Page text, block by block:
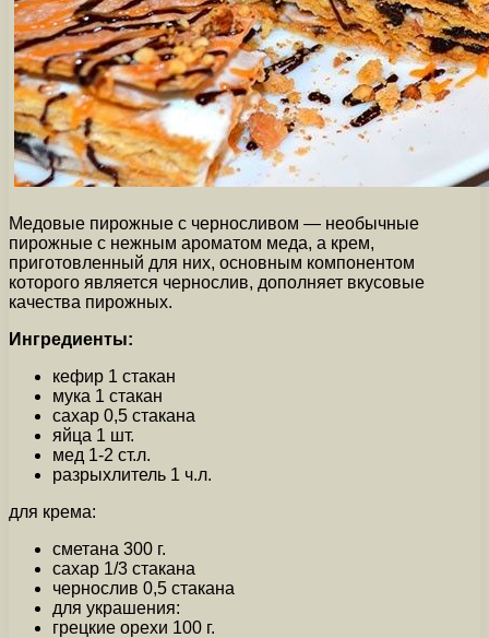
Медовые пирожные с черносливом — необычные
пирожные с нежным ароматом меда, а крем,
приготовленный для них, основным компонентом
которого является чернослив, дополняет вкусовые
качества пирожных.
Ингредиенты:
кефир 1 стакан
мука 1 стакан
сахар 0,5 стакана
яйца 1 шт.
мед 1-2 ст.л.
разрыхлитель 1 ч.л.
для крема:
сметана 300 г.
сахар 1/3 стакана
чернослив 0,5 стакана
для украшения:
грецкие орехи 100 г.